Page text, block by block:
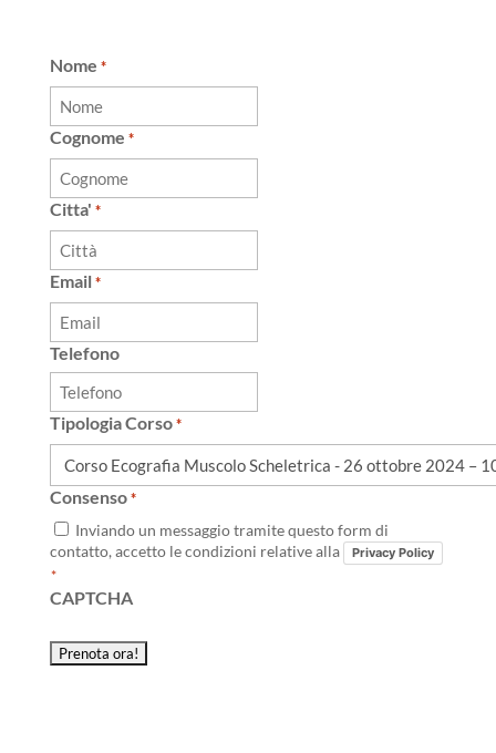
Nome *
Cognome *
Citta' *
Email *
Telefono
Tipologia Corso *
Consenso *
Inviando un messaggio tramite questo form di
contatto, accetto le condizioni relative alla
Privacy Policy
*
CAPTCHA